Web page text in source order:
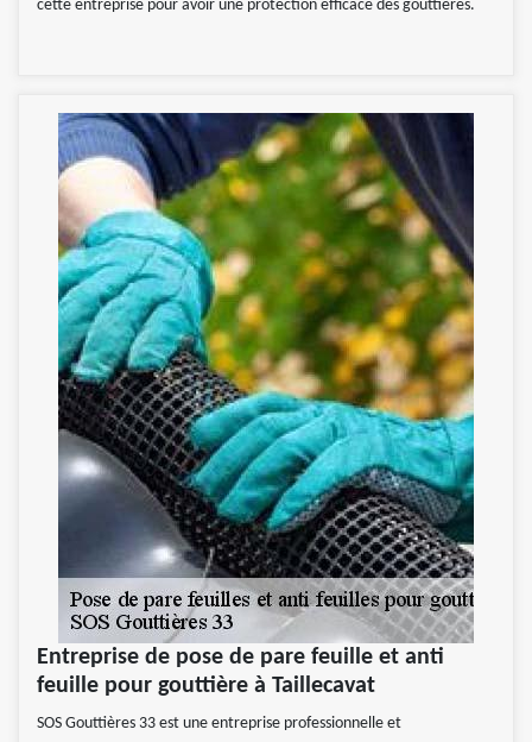
cette entreprise pour avoir une protection efficace des gouttières.
Entreprise de pose de pare feuille et anti
feuille pour gouttière à Taillecavat
SOS Gouttières 33 est une entreprise professionnelle et